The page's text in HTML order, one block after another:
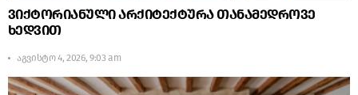
ვიქტორიანული არქიტექტურა თანამედროვე
ხედვით
აგვისტო 4, 2026, 9:03 am